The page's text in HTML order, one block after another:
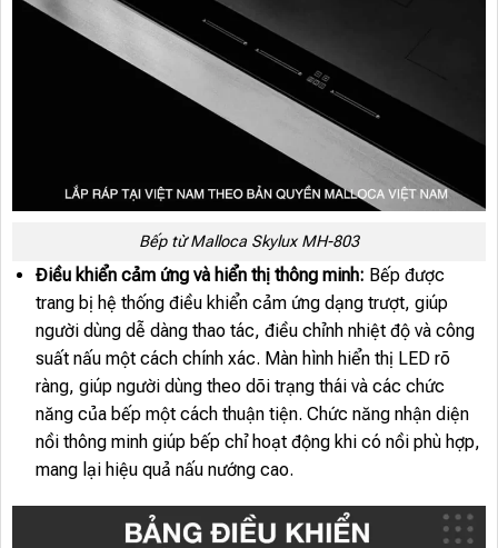
Bếp từ Malloca Skylux MH-803
Điều khiển cảm ứng và hiển thị thông minh: Bếp được
trang bị hệ thống điều khiển cảm ứng dạng trượt, giúp
người dùng dễ dàng thao tác, điều chỉnh nhiệt độ và công
suất nấu một cách chính xác. Màn hình hiển thị LED rõ
ràng, giúp người dùng theo dõi trạng thái và các chức
năng của bếp một cách thuận tiện. Chức năng nhận diện
nồi thông minh giúp bếp chỉ hoạt động khi có nồi phù hợp,
mang lại hiệu quả nấu nướng cao.